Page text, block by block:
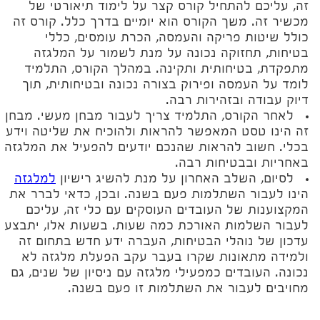
זה, עליכם להתחיל קורס קצר על לימוד תיאורטי של
מכשיר זה. משך הקורס הוא יומיים בדרך כלל. קורס זה
כולל שיטות פריקה והעמסה, הכרת עומסים, כללי
בטיחות, תחזוקה נכונה על מנת לשמור על המלגזה
מתפקדת, בטיחותית ותקינה. במהלך הקורס, התלמיד
לומד על העמסה ופירוק בצורה נכונה ובטיחותית, תוך
דיוק עבודה ובזהירות רבה.
לאחר הקורס, התלמיד צריך לעבור מבחן מעשי. מבחן
זה הינו טסט המאפשר להראות ולהוכיח את שליטה וידע
בכלי. חשוב להראות שהנכם יודעים להפעיל את המלגזה
באחריות ובבטיחות רבה.
לסיום, השלב האחרון על מנת להשיג רישיון למלגזה
הינו לעבור השתלמות פעם בשנה. ובכן, כדאי לברר את
המקצוענות של העובדים העוסקים עם כלי זה, עליכם
לעבור השלמות האורכת כמה שעות. בשעות אלו, יתבצע
עדכון של נוהלי הבטיחות, העברה ידע חדש בתחום זה
ולמידה מתאונות שקרו בעבר עקב הפעלת מלגזה לא
נכונה. העובדים כמפעילי מלגזה עם ניסיון של שנים, גם
מחויבים לעבור את השתלמות זו פעם בשנה.